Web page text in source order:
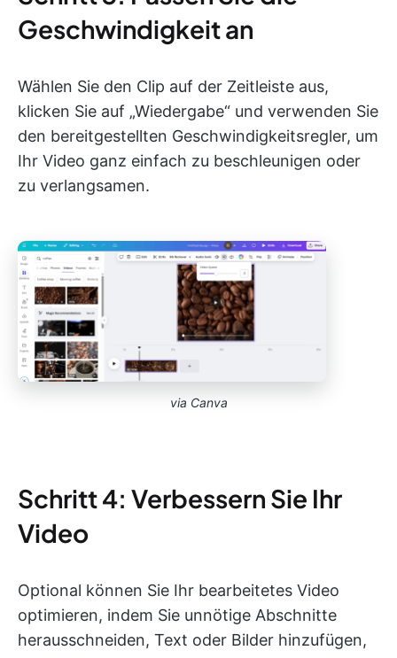
Geschwindigkeit an
Wählen Sie den Clip auf der Zeitleiste aus,
klicken Sie auf „Wiedergabe“ und verwenden Sie
den bereitgestellten Geschwindigkeitsregler, um
Ihr Video ganz einfach zu beschleunigen oder
zu verlangsamen.
via Canva
Schritt 4: Verbessern Sie Ihr
Video
Optional können Sie Ihr bearbeitetes Video
optimieren, indem Sie unnötige Abschnitte
herausschneiden, Text oder Bilder hinzufügen,